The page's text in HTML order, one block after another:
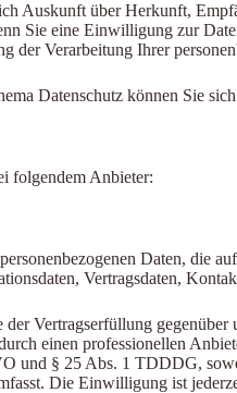
Auskunft über Herkunft,
Sie eine Einwilligung zur
der Verarbeitung Ihrer
Datenschutz können Sie
folgendem Anbieter:
Daten, die
Vertragsdaten,
Vertragserfüllung
einen professionellen
und § 25 Abs. 1 TDDDG,
Die Einwilligung ist